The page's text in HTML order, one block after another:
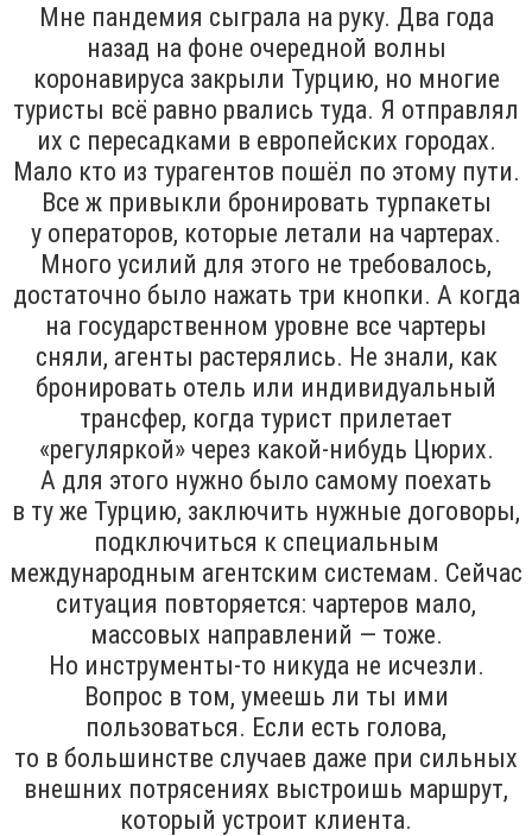
Мне пандемия сыграла на руку. Два года
назад на фоне очередной волны
коронавируса закрыли Турцию, но многие
туристы всё равно рвались туда. Я отправлял
их с пересадками в европейских городах.
Мало кто из турагентов пошёл по этому пути.
Все ж привыкли бронировать турпакеты
у операторов, которые летали на чартерах.
Много усилий для этого не требовалось,
достаточно было нажать три кнопки. А когда
на государственном уровне все чартеры
сняли, агенты растерялись. Не знали, как
бронировать отель или индивидуальный
трансфер, когда турист прилетает
«регуляркой» через какой-нибудь Цюрих.
А для этого нужно было самому поехать
в ту же Турцию, заключить нужные договоры,
подключиться к специальным
международным агентским системам. Сейчас
ситуация повторяется: чартеров мало,
массовых направлений — тоже.
Но инструменты-то никуда не исчезли.
Вопрос в том, умеешь ли ты ими
пользоваться. Если есть голова,
то в большинстве случаев даже при сильных
внешних потрясениях выстроишь маршрут,
который устроит клиента.